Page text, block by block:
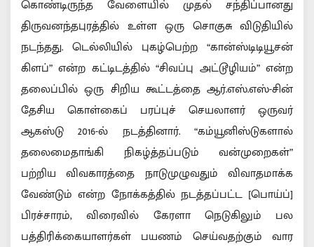
கொண்டிருந்த வேளையில் முதல் சந்திப்பானது
திருவனந்தபுரத்தில் உள்ள ஒரு சொகுசு விடுதியில்
நடந்தது. டெல்லியில் புகழ்பெற்ற “கான்ஸ்டிடியூசன்
கிளப்” என்ற கட்டிடத்தில் “சிவப்பு அட்டூழியம்” என்ற
தலைப்பில் ஒரு சிறிய கூட்டத்தை ஆர்.எஸ்.எஸ்-சின்
தேசிய கொள்கைப் பரப்புச் செயலாளர் ஒருவர்
ஆகஸ்டு 2016-ல் நடத்தினார். “கம்யூனிஸ்டுகளால்
தலைமைதாங்கி நிகழ்த்தப்படும் வன்முறைகள்”
பற்றிய விவகாரத்தை நாடுமுழுவதும் விவாதமாக்க
வேண்டும் என்ற நோக்கத்தில் நடத்தப்பட்ட [பொய்ப்]
பிரச்சாரம், விரைவில் கேரளா நெடுகிலும் பல
பத்திரிக்கையாளர்கள் பயணம் செய்வதற்கும் வார